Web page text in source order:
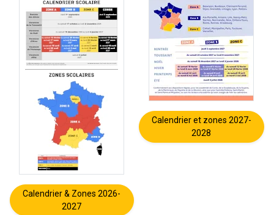
Calendrier & Zones 2026-
2027
Calendrier et zones 2027-
2028